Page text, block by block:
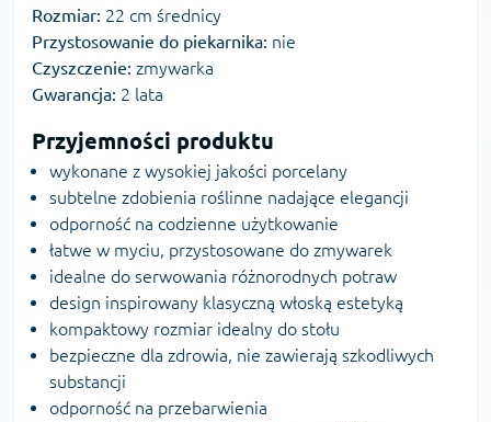
Rozmiar: 22 cm średnicy
Przystosowanie do piekarnika: nie
Czyszczenie: zmywarka
Gwarancja: 2 lata
Przyjemności produktu
wykonane z wysokiej jakości porcelany
subtelne zdobienia roślinne nadające elegancji
odporność na codzienne użytkowanie
łatwe w myciu, przystosowane do zmywarek
idealne do serwowania różnorodnych potraw
design inspirowany klasyczną włoską estetyką
kompaktowy rozmiar idealny do stołu
bezpieczne dla zdrowia, nie zawierają szkodliwych
substancji
odporność na przebarwienia